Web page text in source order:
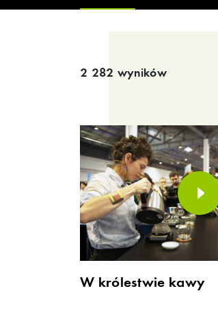
2 282 wyników
Wszystkie
W królestwie kawy